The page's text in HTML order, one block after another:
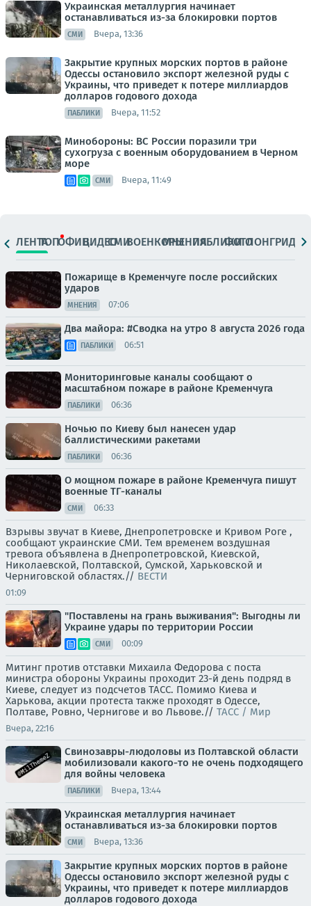
Украинская металлургия начинает
останавливаться из-за блокировки портов
СМИ Вчера, 13:36
Закрытие крупных морских портов в районе
Одессы остановило экспорт железной руды с
Украины, что приведет к потере миллиардов
долларов годового дохода
ПАБЛИКИ Вчера, 11:52
Минобороны: ВС России поразили три
сухогруза с военным оборудованием в Черном
море
СМИ Вчера, 11:49
ЛЕНТАТОПОФИЦ.ВИДЕОСМИВОЕНКОРЫМНЕНИЯПАБЛИКИ
ФОТОЛОНГРИДЫ
Пожарище в Кременчуге после российских
ударов
МНЕНИЯ 07:06
Два майора: #Сводка на утро 8 августа 2026 года
ПАБЛИКИ 06:51
Мониторинговые каналы сообщают о
масштабном пожаре в районе Кременчуга
ПАБЛИКИ 06:36
Ночью по Киеву был нанесен удар
баллистическими ракетами
ПАБЛИКИ 06:36
О мощном пожаре в районе Кременчуга пишут
военные ТГ-каналы
СМИ 06:33
Взрывы звучат в Киеве, Днепропетровске и Кривом Роге ,
сообщают украинские СМИ. Тем временем воздушная
тревога объявлена в Днепропетровской, Киевской,
Николаевской, Полтавской, Сумской, Харьковской и
Черниговской областях.// ВЕСТИ
01:09
"Поставлены на грань выживания": Выгодны ли
Украине удары по территории России
СМИ 00:09
Митинг против отставки Михаила Федорова с поста
министра обороны Украины проходит 23-й день подряд в
Киеве, следует из подсчетов ТАСС. Помимо Киева и
Харькова, акции протеста также проходят в Одессе,
Полтаве, Ровно, Чернигове и во Львове.// ТАСС / Мир
Вчера, 22:16
Свинозавры-людоловы из Полтавской области
мобилизовали какого-то не очень подходящего
для войны человека
ПАБЛИКИ Вчера, 13:44
Украинская металлургия начинает
останавливаться из-за блокировки портов
СМИ Вчера, 13:36
Закрытие крупных морских портов в районе
Одессы остановило экспорт железной руды с
Украины, что приведет к потере миллиардов
долларов годового дохода